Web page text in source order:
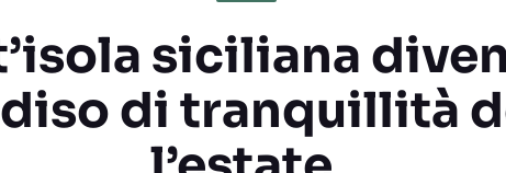
siciliana
di tranquillità